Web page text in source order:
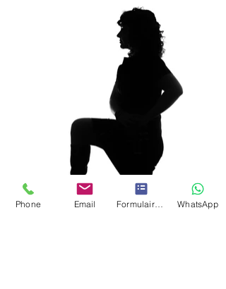
Phone Email Formulaire de contact WhatsApp